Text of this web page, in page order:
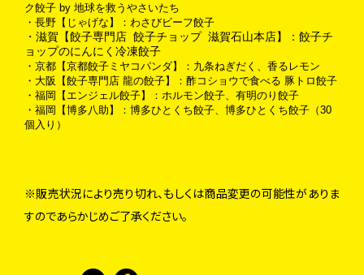
ク餃子 by 地球を救うやさいたち
・長野【じゃげな】：わさびビーフ餃子
・滋賀【餃子専門店 餃子チョップ 滋賀石山本店】：餃子チ
・京都【京都餃子ミヤコパンダ】：九条ねぎだく、香るレモン
・大阪【餃子専門店 龍の餃子】：酢コショウで食べる 豚トロ餃子
・福岡【エンジェル餃子】：ホルモン餃子、有明のり餃子
・福岡【博多八助】：博多ひとくち餃子、博多ひとくち餃子（30
個入り）
※販売状況により売り切れ、もしくは商品変更の可能性がありま
すのであらかじめご了承ください。